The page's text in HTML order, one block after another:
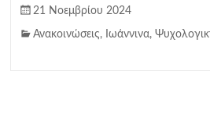
21 Νοεμβρίου 2024
Ανακοινώσεις, Ιωάννινα,